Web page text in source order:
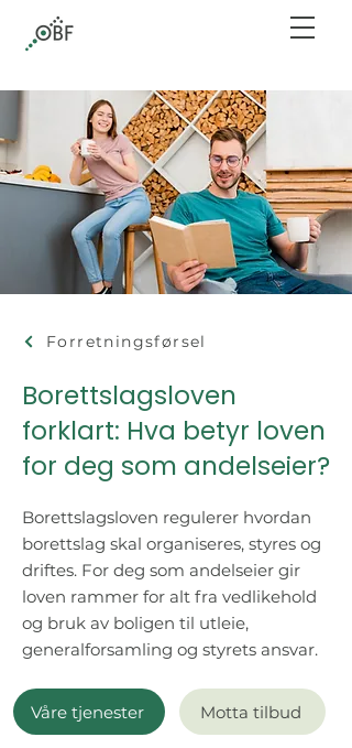
Forretningsførsel
Borettslagsloven
forklart: Hva betyr loven
for deg som andelseier?
Borettslagsloven regulerer hvordan
borettslag skal organiseres, styres og
driftes. For deg som andelseier gir
loven rammer for alt fra vedlikehold
og bruk av boligen til utleie,
generalforsamling og styrets ansvar.
Våre tjenester Motta tilbud